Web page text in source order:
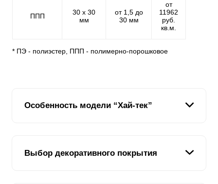
ППП
30 х 30
мм
от 1,5 до
30 мм
от
11962
руб.
кв.м.
* ПЭ - полиэстер, ППП - полимерно-порошковое
Особенность модели “Хай-тек”
Подобрать забор на участок бывает не просто.
Учитывая то, что ограждения устанавливаются на
Выбор декоративного покрытия